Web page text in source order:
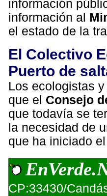
información
información al
el estado de la
El Colectivo
Puerto de
Los ecologistas
que el Consejo
que todavía se
la necesidad de
que ha iniciado el
CP:33430/